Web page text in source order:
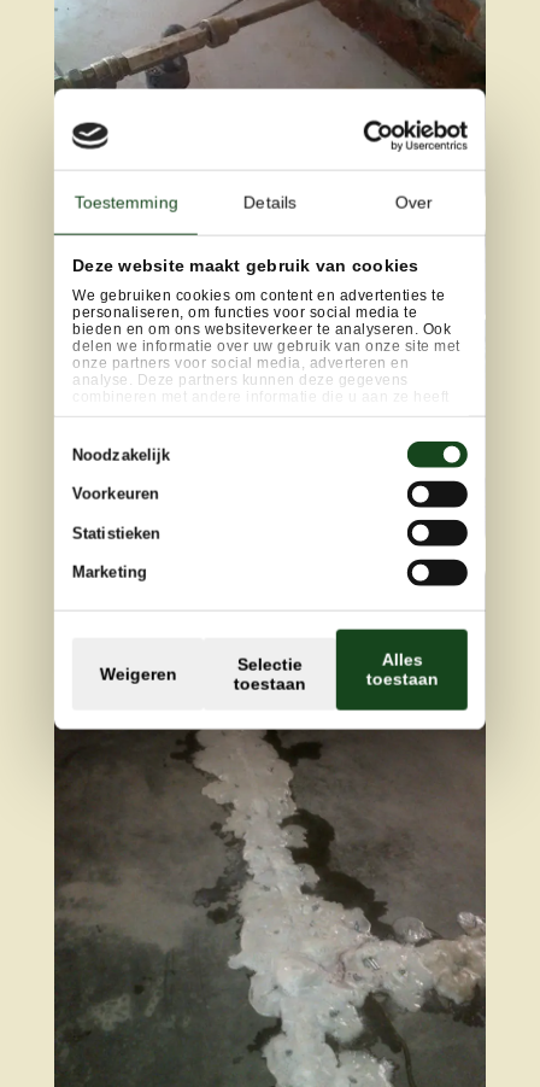
Toestemming Details Over
Deze website maakt gebruik van cookies
We gebruiken cookies om content en advertenties te
personaliseren, om functies voor social media te
bieden en om ons websiteverkeer te analyseren. Ook
delen we informatie over uw gebruik van onze site met
onze partners voor social media, adverteren en
analyse. Deze partners kunnen deze gegevens
combineren met andere informatie die u aan ze heeft
verstrekt of die ze hebben verzameld op basis van uw
Toestemmingsselectie
Noodzakelijk
Voorkeuren
Statistieken
Marketing
Alles
toestaan
Selectie
toestaan
Weigeren